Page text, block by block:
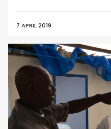
7 APRIL 2019